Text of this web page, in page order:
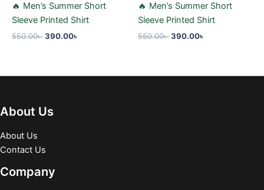
🔥 Men’s Summer Short
Sleeve Printed Shirt
550.00৳390.00৳
🔥 Men’s Summer Short
Sleeve Printed Shirt
550.00৳390.00৳
About Us
About Us
Contact Us
Company